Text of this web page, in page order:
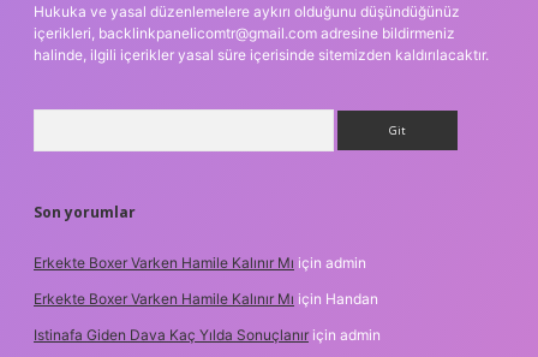
Hukuka ve yasal düzenlemelere aykırı olduğunu düşündüğünüz
içerikleri, backlinkpanelicomtr@gmail.com adresine bildirmeniz
halinde, ilgili içerikler yasal süre içerisinde sitemizden kaldırılacaktır.
Son yorumlar
Erkekte Boxer Varken Hamile Kalınır Mı için admin
Erkekte Boxer Varken Hamile Kalınır Mı için Handan
Istinafa Giden Dava Kaç Yılda Sonuçlanır için admin